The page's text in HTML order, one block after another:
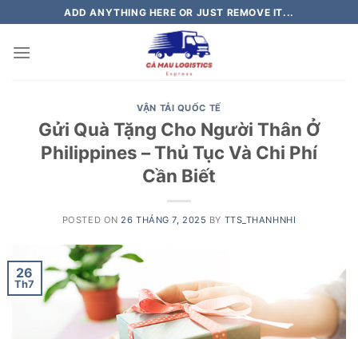
to
content
ADD ANYTHING HERE OR JUST REMOVE IT...
VẬN TẢI QUỐC TẾ
Gửi Quà Tặng Cho Người Thân Ở
Philippines – Thủ Tục Và Chi Phí
Cần Biết
POSTED ON 26 THÁNG 7, 2025 BY TTS_THANHNHI
26
Th7